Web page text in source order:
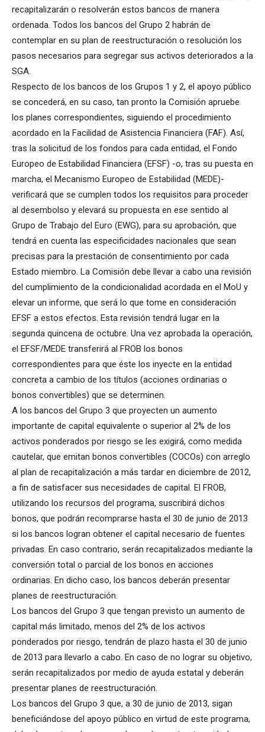
recapitalizarán o resolverán estos bancos de manera
ordenada. Todos los bancos del Grupo 2 habrán de
contemplar en su plan de reestructuración o resolución los
pasos necesarios para segregar sus activos deteriorados a la
SGA.
Respecto de los bancos de los Grupos 1 y 2, el apoyo público
se concederá, en su caso, tan pronto la Comisión apruebe
los planes correspondientes, siguiendo el procedimiento
acordado en la Facilidad de Asistencia Financiera (FAF). Así,
tras la solicitud de los fondos para cada entidad, el Fondo
Europeo de Estabilidad Financiera (EFSF) -o, tras su puesta en
marcha, el Mecanismo Europeo de Estabilidad (MEDE)-
verificará que se cumplen todos los requisitos para proceder
al desembolso y elevará su propuesta en ese sentido al
Grupo de Trabajo del Euro (EWG), para su aprobación, que
tendrá en cuenta las especificidades nacionales que sean
precisas para la prestación de consentimiento por cada
Estado miembro. La Comisión debe llevar a cabo una revisión
del cumplimiento de la condicionalidad acordada en el MoU y
elevar un informe, que será lo que tome en consideración
EFSF a estos efectos. Esta revisión tendrá lugar en la
segunda quincena de octubre. Una vez aprobada la operación,
el EFSF/MEDE transferirá al FROB los bonos
correspondientes para que éste los inyecte en la entidad
concreta a cambio de los títulos (acciones ordinarias o
bonos convertibles) que se determinen.
A los bancos del Grupo 3 que proyecten un aumento
importante de capital equivalente o superior al 2% de los
activos ponderados por riesgo se les exigirá, como medida
cautelar, que emitan bonos convertibles (COCOs) con arreglo
al plan de recapitalización a más tardar en diciembre de 2012,
a fin de satisfacer sus necesidades de capital. El FROB,
utilizando los recursos del programa, suscribirá dichos
bonos, que podrán recomprarse hasta el 30 de junio de 2013
si los bancos logran obtener el capital necesario de fuentes
privadas. En caso contrario, serán recapitalizados mediante la
conversión total o parcial de los bonos en acciones
ordinarias. En dicho caso, los bancos deberán presentar
planes de reestructuración.
Los bancos del Grupo 3 que tengan previsto un aumento de
capital más limitado, menos del 2% de los activos
ponderados por riesgo, tendrán de plazo hasta el 30 de junio
de 2013 para llevarlo a cabo. En caso de no lograr su objetivo,
serán recapitalizados por medio de ayuda estatal y deberán
presentar planes de reestructuración.
Los bancos del Grupo 3 que, a 30 de junio de 2013, sigan
beneficiándose del apoyo público en virtud de este programa,